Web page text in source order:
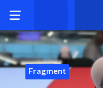
Fragment